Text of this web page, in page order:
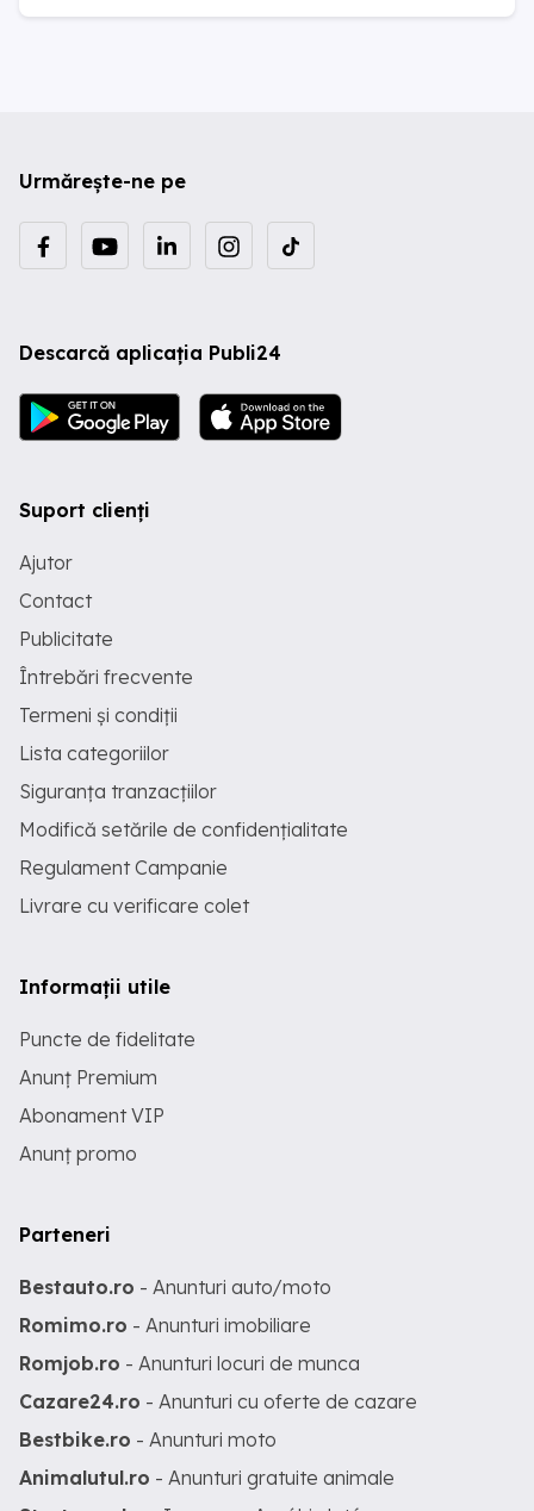
Urmărește-ne pe
Descarcă aplicația Publi24
Suport clienți
Ajutor
Contact
Publicitate
Întrebări frecvente
Termeni și condiții
Lista categoriilor
Siguranța tranzacțiilor
Modifică setările de confidențialitate
Regulament Campanie
Livrare cu verificare colet
Informații utile
Puncte de fidelitate
Anunț Premium
Abonament VIP
Anunț promo
Parteneri
Bestauto.ro - Anunturi auto/moto
Romimo.ro - Anunturi imobiliare
Romjob.ro - Anunturi locuri de munca
Cazare24.ro - Anunturi cu oferte de cazare
Bestbike.ro - Anunturi moto
Animalutul.ro - Anunturi gratuite animale